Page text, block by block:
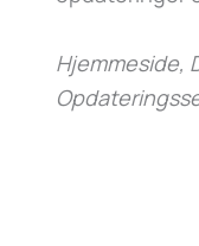
Hjemmeside,